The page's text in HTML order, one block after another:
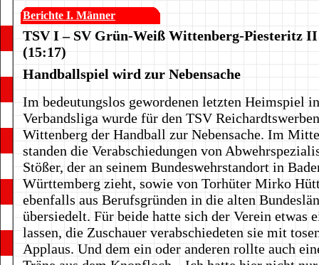
Berichte I. Männer
TSV I – SV Grün-Weiß Wittenberg-Piesteritz II
(15:17)
Handballspiel wird zur Nebensache
Im bedeutungslos gewordenen letzten Heimspiel
Verbandsliga wurde für den TSV
Wittenberg der Handball zur Nebensache. Im
standen die Verabschiedungen von
Stößer, der an seinem Bundeswehrstandort in
Württemberg zieht, sowie von Torhüter Mirko
ebenfalls aus Berufsgründen in die alten
übersiedelt. Für beide hatte sich der Verein etwas
lassen, die Zuschauer verabschiedeten sie mit
Applaus. Und dem ein oder anderen rollte auch